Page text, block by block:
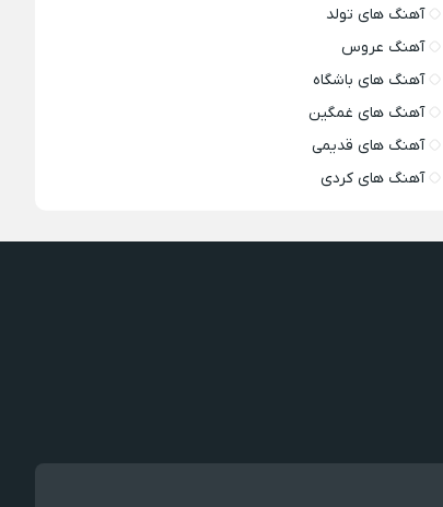
آهنگ های تولد
آهنگ عروس
آهنگ های باشگاه
آهنگ های غمگین
آهنگ های قدیمی
آهنگ های کردی